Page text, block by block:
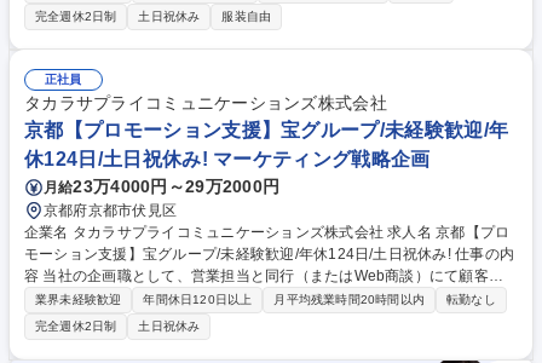
ズに合わせてゼロから形にする面白い仕事。 ECサイトからの反響を中心
に、お客様の「オリジナルノベルティを作りたい」等のニーズに応えま
す。 【業務の流れ】営業事務が受けた問合せに対し、WEBや訪問で商談
（訪問は1日平均1～2件、月1～2回程度の関東方面への出張有）→販促担
当者へヒアリングし、企画書を提案→受注後、納品まで管理 ★商談の約半
数がイチから商品を開発するOEM案件です。自分のアイデアが形になり世
に出る、大きなやりがいを実感できます。 募集職種 未経験歓迎！京都
【ノベルティ×OEM企画営業】年間休日125日/土日祝休み◎
完全週休2日制
土日祝休み 服装自由
正社員
タカラサプライコミュニケーションズ株式会社
京都【プロモーション支援】宝グループ/未経験歓迎/年
休124日/土日祝休み! マーケティング戦略企画
月給23万4000円～29万2000円
京都府京都市伏見区
企業名 タカラサプライコミュニケーションズ株式会社 求人名 京都【プロ
モーション支援】宝グループ/未経験歓迎/年休124日/土日祝休み! 仕事の内
容 当社の企画職として、営業担当と同行（またはWeb商談）にて顧客の
課題をヒアリングし、課題解決に向けた企画提案を行います。受注後は、
制作ディレクション業務も担い、案件全体を推進していただきます。 【詳
細】 業務はアイデア出しからスタートし、その内容を企画資料としてまと
業界未経験歓迎 年間休日120日以上 月平均残業時間20時間以内
転勤なし
完全週休2日制
土日祝休み